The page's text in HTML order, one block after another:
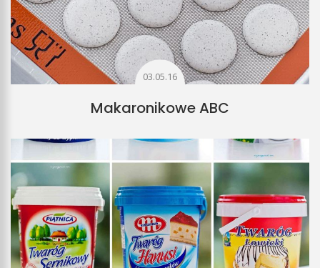
03.05.16
Makaronikowe ABC